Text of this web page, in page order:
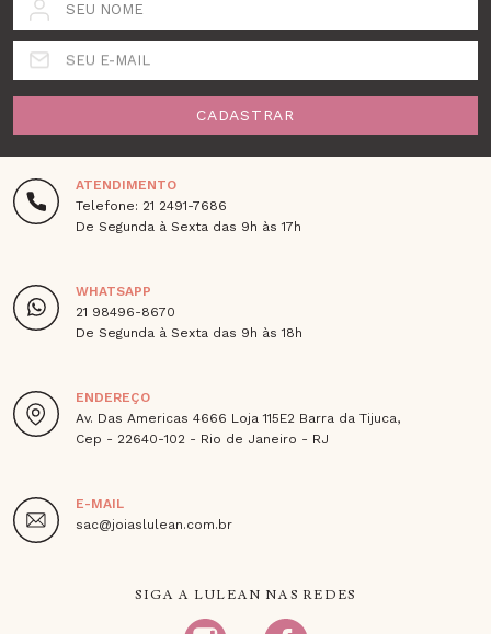
SEU NOME
SEU E-MAIL
CADASTRAR
ATENDIMENTO
Telefone: 21 2491-7686
De Segunda à Sexta das 9h às 17h
WHATSAPP
21 98496-8670
De Segunda à Sexta das 9h às 18h
ENDEREÇO
Av. Das Americas 4666 Loja 115E2 Barra da Tijuca,
Cep - 22640-102 - Rio de Janeiro - RJ
E-MAIL
sac@joiaslulean.com.br
SIGA A LULEAN NAS REDES